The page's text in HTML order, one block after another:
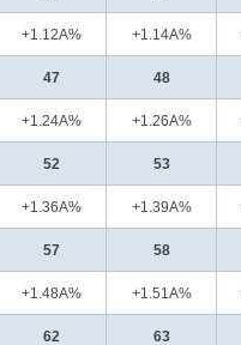
+1.12A% +1.14A%
47 48
+1.24A% +1.26A%
52 53
+1.36A% +1.39A%
57 58
+1.48A% +1.51A%
62 63